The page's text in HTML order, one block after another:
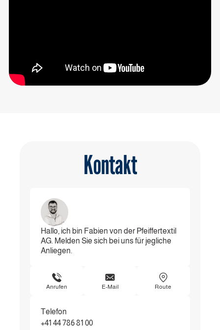
Kontakt
Hallo, ich bin Fabien von der Pfeiffertextil
AG. Melden Sie sich bei uns für jegliche
Anliegen.
Anrufen E-Mail Route
Telefon
+41 44 786 81 00